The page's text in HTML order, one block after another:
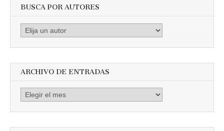
BUSCA POR AUTORES
Busca
ARCHIVO DE ENTRADAS
Archivo